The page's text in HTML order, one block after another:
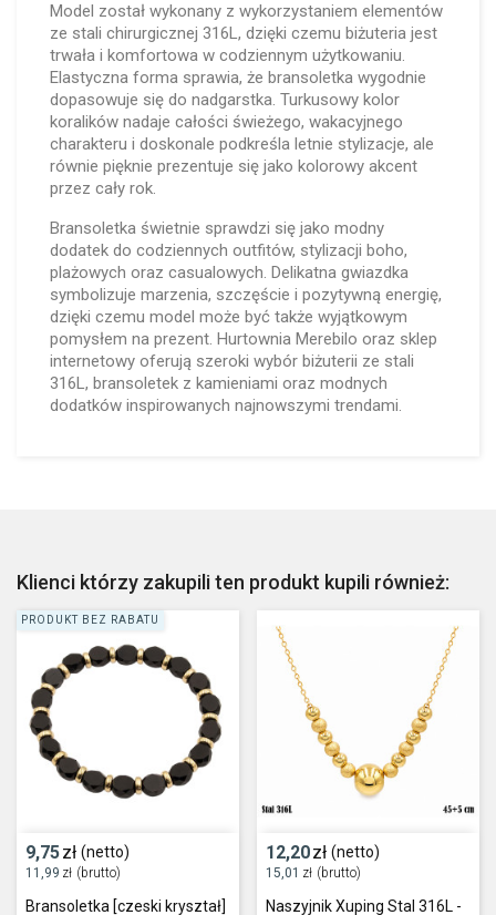
Model został wykonany z wykorzystaniem elementów
ze stali chirurgicznej 316L, dzięki czemu biżuteria jest
trwała i komfortowa w codziennym użytkowaniu.
Elastyczna forma sprawia, że bransoletka wygodnie
dopasowuje się do nadgarstka. Turkusowy kolor
koralików nadaje całości świeżego, wakacyjnego
charakteru i doskonale podkreśla letnie stylizacje, ale
równie pięknie prezentuje się jako kolorowy akcent
przez cały rok.
Bransoletka świetnie sprawdzi się jako modny
dodatek do codziennych outfitów, stylizacji boho,
plażowych oraz casualowych. Delikatna gwiazdka
symbolizuje marzenia, szczęście i pozytywną energię,
dzięki czemu model może być także wyjątkowym
pomysłem na prezent. Hurtownia Merebilo oraz sklep
internetowy oferują szeroki wybór biżuterii ze stali
316L, bransoletek z kamieniami oraz modnych
dodatków inspirowanych najnowszymi trendami.
Klienci którzy zakupili ten produkt kupili również:
9,75zł (netto)
11,99 zł (brutto)
Bransoletka [czeski kryształ]
PRODUKT BEZ RABATU
12,20zł (netto)
15,01 zł (brutto)
Naszyjnik Xuping Stal 316L -